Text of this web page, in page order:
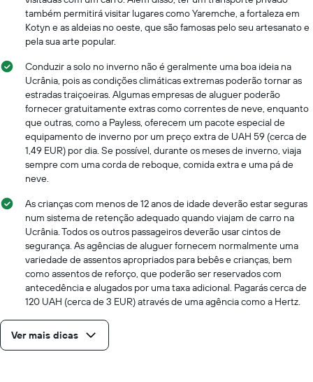
também permitirá visitar lugares como Yaremche, a fortaleza em
Kotyn e as aldeias no oeste, que são famosas pelo seu artesanato e
pela sua arte popular.
Conduzir a solo no inverno não é geralmente uma boa ideia na
Ucrânia, pois as condições climáticas extremas poderão tornar as
estradas traiçoeiras. Algumas empresas de aluguer poderão
fornecer gratuitamente extras como correntes de neve, enquanto
que outras, como a Payless, oferecem um pacote especial de
equipamento de inverno por um preço extra de UAH 59 (cerca de
1,49 EUR) por dia. Se possível, durante os meses de inverno, viaja
sempre com uma corda de reboque, comida extra e uma pá de
neve.
As crianças com menos de 12 anos de idade deverão estar seguras
num sistema de retenção adequado quando viajam de carro na
Ucrânia. Todos os outros passageiros deverão usar cintos de
segurança. As agências de aluguer fornecem normalmente uma
variedade de assentos apropriados para bebês e crianças, bem
como assentos de reforço, que poderão ser reservados com
antecedência e alugados por uma taxa adicional. Pagarás cerca de
120 UAH (cerca de 3 EUR) através de uma agência como a Hertz.
Ver mais dicas